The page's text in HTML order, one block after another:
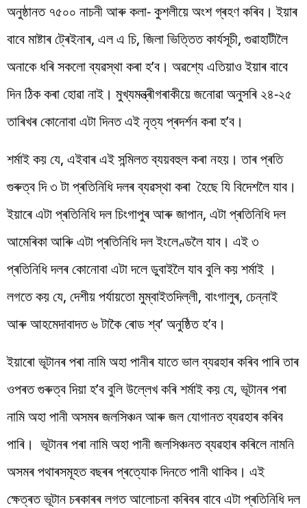
অনুষ্ঠানত ৭৫০০ নাচনী আৰু কলা- কুশলীয়ে অংশ গ্ৰহণ কৰিব। ইয়াৰ
বাবে মাষ্টাৰ ট্ৰেইনাৰ, এল এ চি, জিলা ভিত্তিত কাৰ্যসূচী, গুৱাহাটীলৈ
অনাকে ধৰি সকলো ব্যৱস্থা কৰা হ’ব। অৱশ্যে এতিয়াও ইয়াৰ বাবে
দিন ঠিক কৰা হোৱা নাই। মুখ্যমন্ত্ৰীগৰাকীয়ে জনোৱা অনুসৰি ২৪-২৫
তাৰিখৰ কোনোবা এটা দিনত এই নৃত্য প্ৰদৰ্শন কৰা হ’ব।
শৰ্মাই কয় যে, এইবাৰ এই সন্মিলত ব্যয়বহুল কৰা নহয়। তাৰ প্ৰতি
গুৰুত্ব দি ৩ টা প্ৰতিনিধি দলৰ ব্যৱস্থা কৰা হৈছে যি বিদেশলৈ যাব।
ইয়াৰে এটা প্ৰতিনিধি দল চিংগাপুৰ আৰু জাপান, এটা প্ৰতিনিধি দল
আমেৰিকা আৰিু এটা প্ৰতিনিধি দল ইংলেণ্ডলৈ যাব। এই ৩
প্ৰতিনিধি দলৰ কোনোবা এটা দলে ডুবাইলৈ যাব বুলি কয় শৰ্মাই ।
লগতে কয় যে, দেশীয় পৰ্যায়তো মুম্বাইতদিল্লী, বাংগালুৰ, চেন্নাই
আৰু আহমেদাবাদত ৬ টাকৈ ৰোড শ্ব’ অনুষ্ঠিত হ’ব।
ইয়াৰো ভূটানৰ পৰা নামি অহা পানীৰ যাতে ভাল ব্যৱহাৰ কৰিব পাৰি তাৰ
ওপৰত গুৰুত্ব দিয়া হ’ব বুলি উল্লেখ কৰি শৰ্মাই কয় যে, ভূটানৰ পৰা
নামি অহা পানী অসমৰ জলসিঞ্চন আৰু জল যোগানত ব্যৱহাৰ কৰিব
পাৰি। ভূটানৰ পৰা নামি অহা পানী জলসিঞ্চনত ব্যৱহাৰ কৰিলে নামনি
অসমৰ পথাৰসমূহত বছৰৰ প্ৰত্যোক দিনতে পানী থাকিব। এই
ক্ষেত্ৰত ভূটান চৰকাৰৰ লগত আলোচনা কৰিবৰ বাবে এটা প্ৰতিনিধি দল